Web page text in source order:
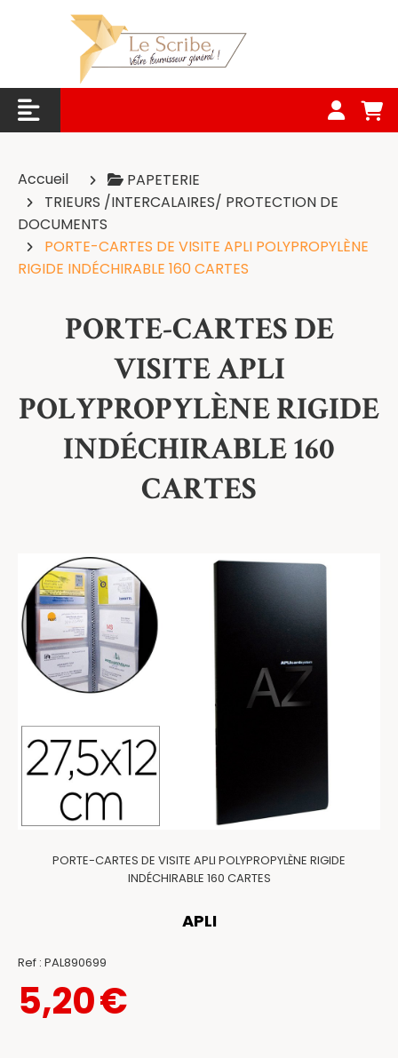
Accueil
PAPETERIE
TRIEURS /INTERCALAIRES/ PROTECTION DE
DOCUMENTS
PORTE-CARTES DE VISITE APLI POLYPROPYLÈNE
RIGIDE INDÉCHIRABLE 160 CARTES
PORTE-CARTES DE
VISITE APLI
POLYPROPYLÈNE RIGIDE
INDÉCHIRABLE 160
CARTES
PORTE-CARTES DE VISITE APLI POLYPROPYLÈNE RIGIDE
INDÉCHIRABLE 160 CARTES
APLI
Ref : PAL890699
5,20€